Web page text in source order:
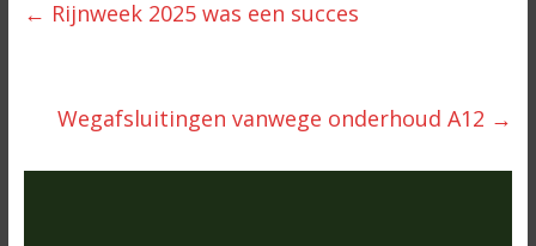
← Rijnweek 2025 was een succes
Wegafsluitingen vanwege onderhoud A12 →